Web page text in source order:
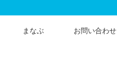
まなぶ お問い合わせ